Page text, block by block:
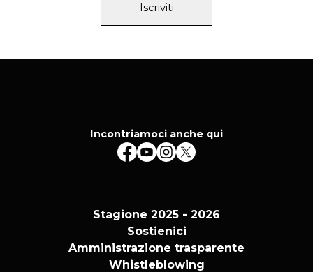
Iscriviti
Incontriamoci anche qui
Stagione 2025 - 2026
Sostienici
Amministrazione trasparente
Whistleblowing